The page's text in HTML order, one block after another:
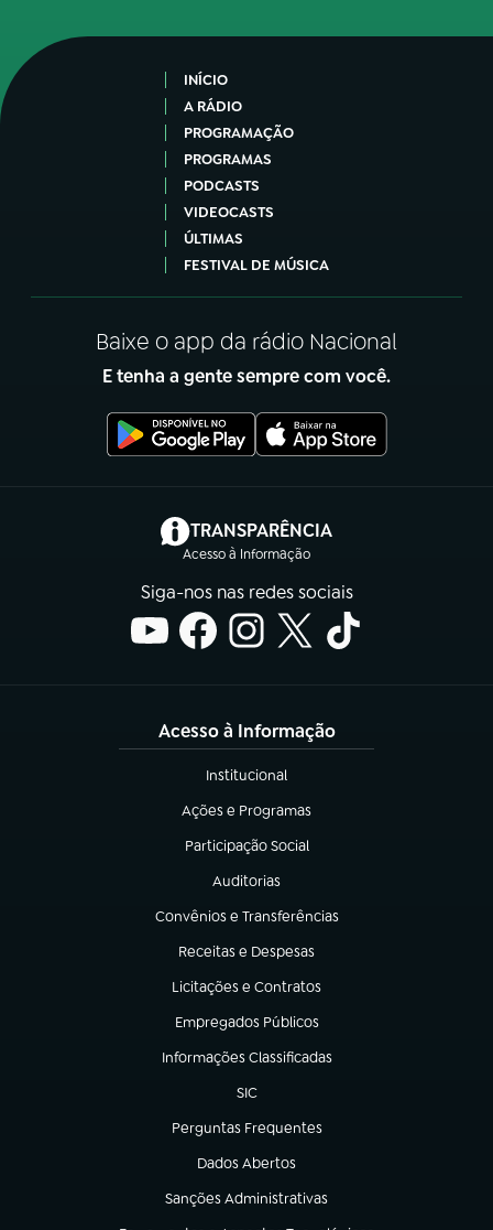
INÍCIO
A RÁDIO
PROGRAMAÇÃO
PROGRAMAS
PODCASTS
VIDEOCASTS
ÚLTIMAS
FESTIVAL DE MÚSICA
Baixe o app da rádio Nacional
E tenha a gente sempre com você.
TRANSPARÊNCIA
Acesso à Informação
(abre em nova aba)
Siga-nos nas redes sociais
Acesso à Informação
Institucional
(abre em nova aba)
Ações e Programas
(abre em nova aba)
Participação Social
(abre em nova aba)
Auditorias
(abre em nova aba)
Convênios e Transferências
(abre em nova aba)
Receitas e Despesas
(abre em nova aba)
Licitações e Contratos
(abre em nova aba)
Empregados Públicos
(abre em nova aba)
Informações Classificadas
(abre em nova aba)
SIC
(abre em nova aba)
Perguntas Frequentes
(abre em nova aba)
Dados Abertos
(abre em nova aba)
Sanções Administrativas
(abre em nova aba)